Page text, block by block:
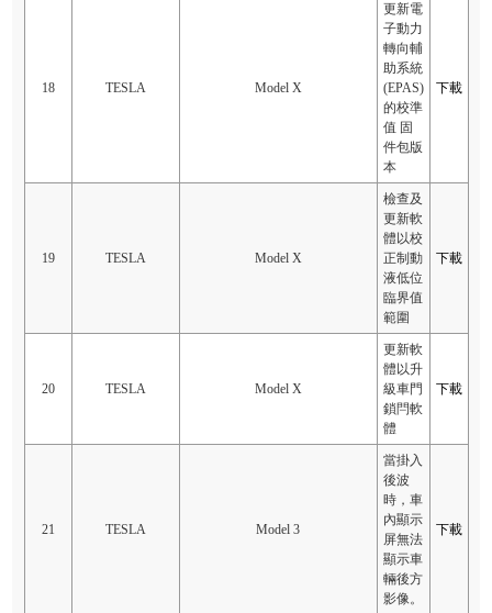
18 TESLA Model X
更新電
子動力
轉向輔
助系統
(EPAS)
的校準
值 固
件包版
本
下載
19 TESLA Model X
檢查及
更新軟
體以校
正制動
液低位
臨界值
範圍
下載
20 TESLA Model X
更新軟
體以升
級車門
鎖閂軟
體
下載
21 TESLA Model 3
當掛入
後波
時，車
內顯示
屏無法
顯示車
輛後方
影像。
下載